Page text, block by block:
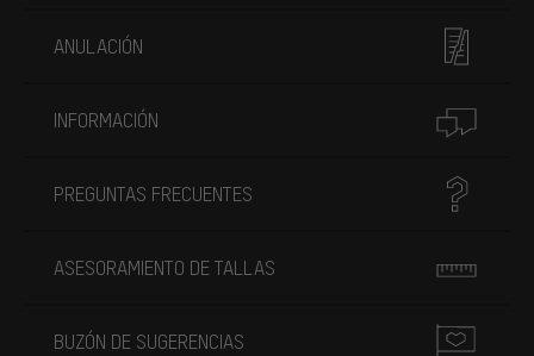
ANULACIÓN
INFORMACIÓN
PREGUNTAS FRECUENTES
ASESORAMIENTO DE TALLAS
BUZÓN DE SUGERENCIAS